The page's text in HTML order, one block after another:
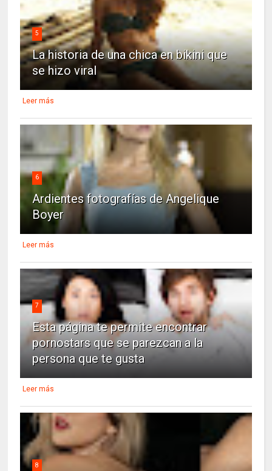
5
La historia de una chica en bikini que
se hizo viral
Leer más
6
Ardientes fotografías de Angelique
Boyer
Leer más
7
Esta página te permite encontrar
pornostars que se parezcan a la
persona que te gusta
Leer más
8